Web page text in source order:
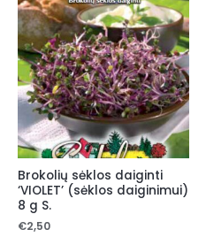
Brokolių sėklos daiginti
‘VIOLET’ (sėklos daiginimui)
8 g S.
€2,50